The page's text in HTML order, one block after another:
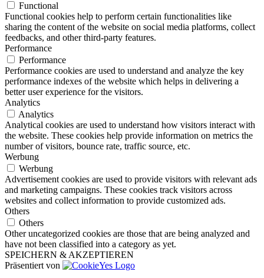
Functional
Functional cookies help to perform certain functionalities like
sharing the content of the website on social media platforms, collect
feedbacks, and other third-party features.
Performance
Performance
Performance cookies are used to understand and analyze the key
performance indexes of the website which helps in delivering a
better user experience for the visitors.
Analytics
Analytics
Analytical cookies are used to understand how visitors interact with
the website. These cookies help provide information on metrics the
number of visitors, bounce rate, traffic source, etc.
Werbung
Werbung
Advertisement cookies are used to provide visitors with relevant ads
and marketing campaigns. These cookies track visitors across
websites and collect information to provide customized ads.
Others
Others
Other uncategorized cookies are those that are being analyzed and
have not been classified into a category as yet.
SPEICHERN & AKZEPTIEREN
Präsentiert von